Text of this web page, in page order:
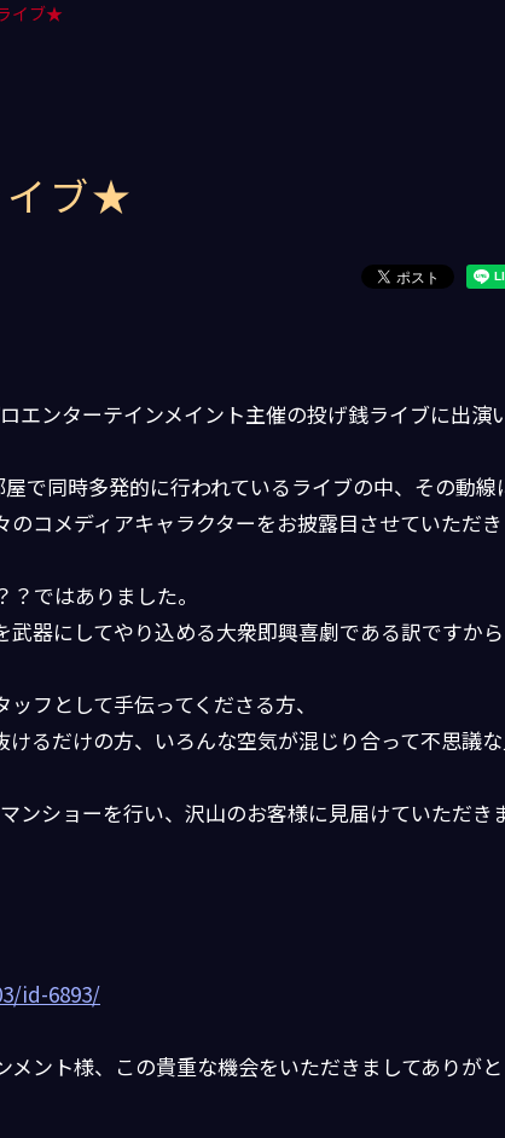
イブ★
イブ★
エンターテインメイント主催の投げ銭ライブに出演
で同時多発的に行われているライブの中、その動線
コメディアキャラクターをお披露目させていただ
ではありました。
器にしてやり込める大衆即興喜劇である訳ですか
フとして手伝ってくださる方、
るだけの方、いろんな空気が混じり合って不思議
ンショーを行い、沢山のお客様に見届けていただき
id-6893/
ント様、この貴重な機会をいただきましてありが